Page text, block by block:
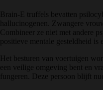
Brain-E truffels bevatten
hallucinogenen. Zwangere
Combineer ze niet met andere
positieve mentale gesteldheid is
Het besturen van voertuigen
een veilige omgeving bent en
fungeren. Deze persoon blijft